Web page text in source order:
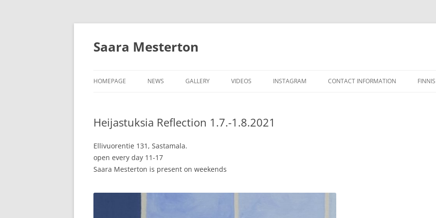
Siirry
Saara Mesterton
HOMEPAGE NEWS GALLERY VIDEOS INSTAGRAM CONTACT INFORMATION
Heijastuksia Reflection 1.7.-1.8.2021
Ellivuorentie 131, Sastamala.
open every day 11-17
Saara Mesterton is present on weekends